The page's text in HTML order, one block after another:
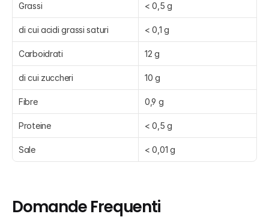
Grassi < 0,5 g
di cui acidi grassi saturi < 0,1 g
Carboidrati 12 g
di cui zuccheri 10 g
Fibre 0,9 g
Proteine < 0,5 g
Sale < 0,01 g
Domande Frequenti